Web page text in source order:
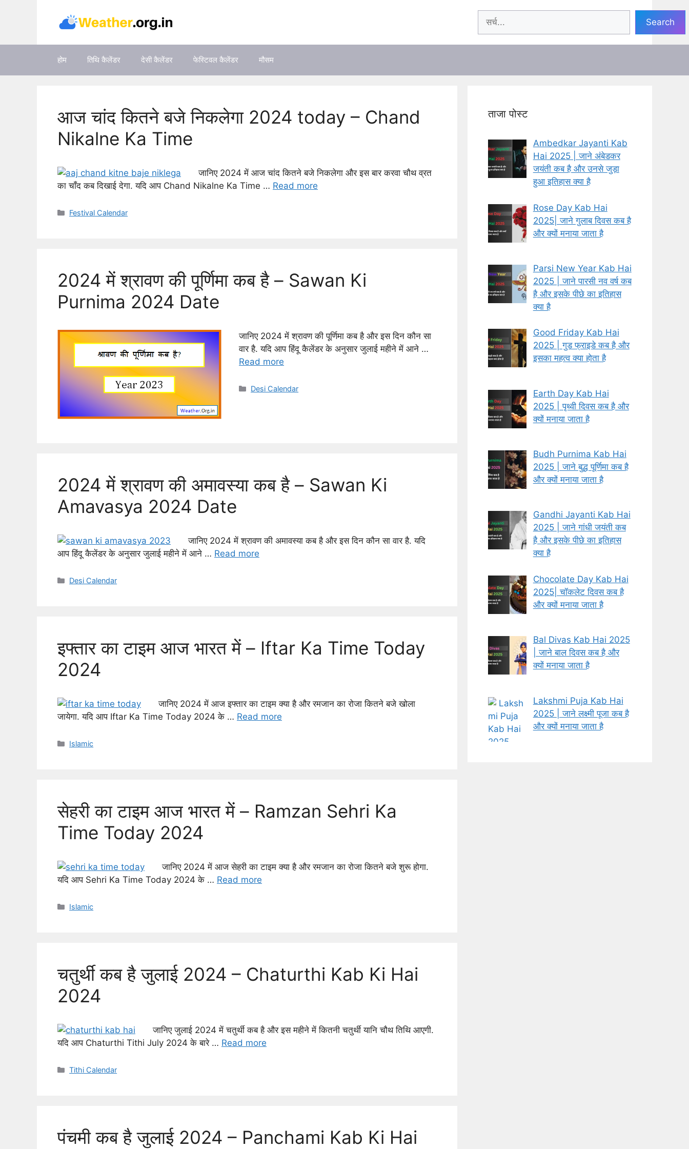
Search
Search
होम तिथि कैलेंडर देसी कैलेंडर फेस्टिवल कैलेंडर मौसम
आज चांद कितने बजे निकलेगा 2024 today – Chand
Nikalne Ka Time
जानिए 2024 में आज चांद कितने बजे निकलेगा और इस बार करवा चौथ व्रत
का चाँद कब दिखाई देगा. यदि आप Chand Nikalne Ka Time … Read more
Categories
Festival Calendar
2024 में श्रावण की पूर्णिमा कब है – Sawan Ki
Purnima 2024 Date
जानिए 2024 में श्रावण की पूर्णिमा कब है और इस दिन कौन सा
वार है. यदि आप हिंदू कैलेंडर के अनुसार जुलाई महीने में आने …
Read more
Categories
Desi Calendar
2024 में श्रावण की अमावस्या कब है – Sawan Ki
Amavasya 2024 Date
जानिए 2024 में श्रावण की अमावस्या कब है और इस दिन कौन सा वार है. यदि
आप हिंदू कैलेंडर के अनुसार जुलाई महीने में आने … Read more
Categories
Desi Calendar
इफ्तार का टाइम आज भारत में – Iftar Ka Time Today
2024
जानिए 2024 में आज इफ्तार का टाइम क्या है और रमजान का रोजा कितने बजे खोला
जायेगा. यदि आप Iftar Ka Time Today 2024 के … Read more
Categories
Islamic
सेहरी का टाइम आज भारत में – Ramzan Sehri Ka
Time Today 2024
जानिए 2024 में आज सेहरी का टाइम क्या है और रमजान का रोजा कितने बजे शुरू होगा.
यदि आप Sehri Ka Time Today 2024 के … Read more
Categories
Islamic
चतुर्थी कब है जुलाई 2024 – Chaturthi Kab Ki Hai
2024
जानिए जुलाई 2024 में चतुर्थी कब है और इस महीने में कितनी चतुर्थी यानि चौथ तिथि आएगी.
यदि आप Chaturthi Tithi July 2024 के बारे … Read more
Categories
Tithi Calendar
पंचमी कब है जुलाई 2024 – Panchami Kab Ki Hai
ताजा पोस्ट
Ambedkar Jayanti Kab
Hai 2025 | जाने अंबेडकर
जयंती कब है और उनसे जुड़ा
हुआ इतिहास क्या है
Rose Day Kab Hai
2025| जाने गुलाब दिवस कब है
और क्यों मनाया जाता है
Parsi New Year Kab Hai
2025 | जाने पारसी नव वर्ष कब
है और इसके पीछे का इतिहास
क्या है
Good Friday Kab Hai
2025 | गुड फ्राइडे कब है और
इसका महत्व क्या होता है
Earth Day Kab Hai
2025 | पृथ्वी दिवस कब है और
क्यों मनाया जाता है
Budh Purnima Kab Hai
2025 | जाने बुद्ध पूर्णिमा कब है
और क्यों मनाया जाता है
Gandhi Jayanti Kab Hai
2025 | जाने गांधी जयंती कब
है और इसके पीछे का इतिहास
क्या है
Chocolate Day Kab Hai
2025| चॉकलेट दिवस कब है
और क्यों मनाया जाता है
Bal Divas Kab Hai 2025
| जाने बाल दिवस कब है और
क्यों मनाया जाता है
Lakshmi Puja Kab Hai
2025 | जाने लक्ष्मी पूजा कब है
और क्यों मनाया जाता है